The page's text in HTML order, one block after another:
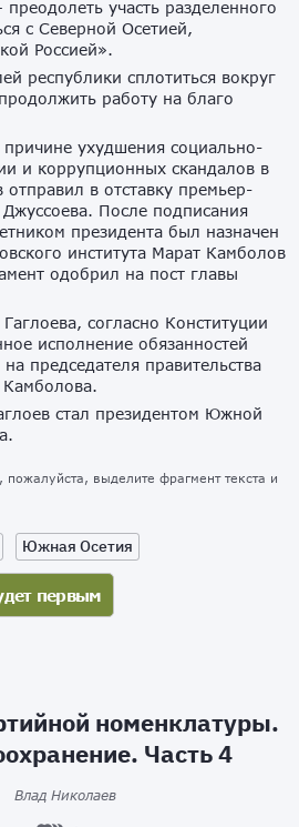
участь разделенного
с Северной Осетией,
Россией».
республики сплотиться вокруг
работу на благо
ухудшения социально-
и коррупционных скандалов в
в отставку премьер-
После подписания
президента был назначен
института Марат Камболов
одобрил на пост главы
согласно Конституции
исполнение обязанностей
председателя правительства
стал президентом Южной
выделите фрагмент текста и
Южная Осетия
номенклатуры.
Часть 4
Влад Николаев